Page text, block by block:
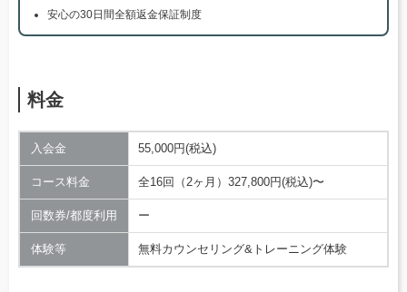
安心の30日間全額返金保証制度
料金
入会金 55,000円(税込)
コース料金 全16回（2ヶ月）327,800円(税込)〜
回数券/都度利用 ー
体験等 無料カウンセリング&トレーニング体験